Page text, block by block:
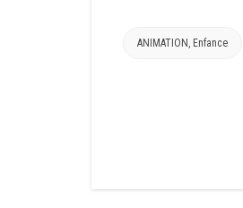
ANIMATION, Enfance